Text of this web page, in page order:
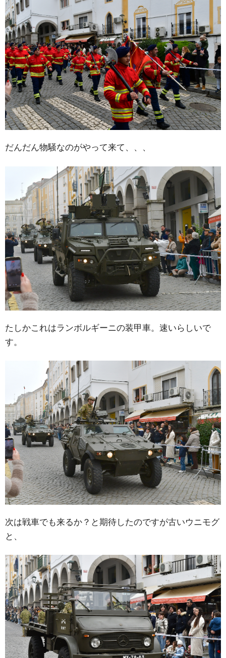
だんだん物騒なのがやって来て、、、
たしかこれはランボルギーニの装甲車。速いらしいで
す。
次は戦車でも来るか？と期待したのですが古いウニモグ
と、